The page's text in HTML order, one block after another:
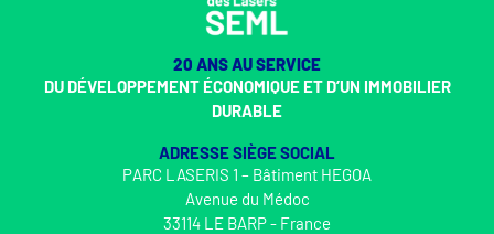
20 ANS AU SERVICE
DU DÉVELOPPEMENT ÉCONOMIQUE ET D’UN IMMOBILIER
DURABLE
ADRESSE SIÈGE SOCIAL
PARC LASERIS 1 – Bâtiment HEGOA
Avenue du Médoc
33114 LE BARP - France